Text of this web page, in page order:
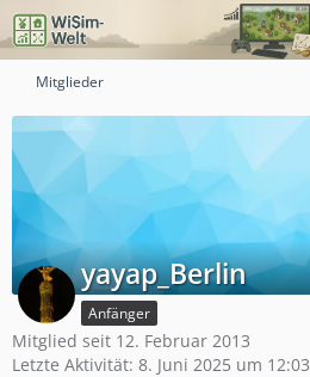
Mitglieder
yayap_Berlin
Anfänger
Mitglied seit 12. Februar 2013
Letzte Aktivität: 8. Juni 2025 um 12:03